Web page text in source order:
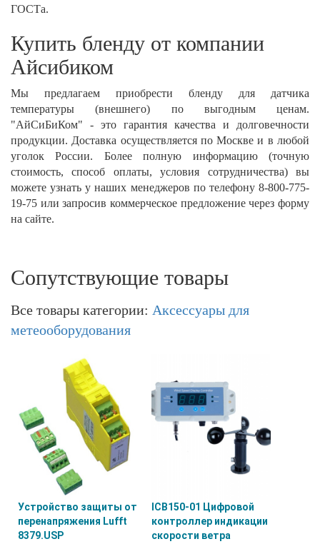
ГОСТа.
Купить бленду от компании
Айсибиком
Мы предлагаем приобрести бленду для датчика
температуры (внешнего) по выгодным ценам.
"АйСиБиКом" - это гарантия качества и долговечности
продукции. Доставка осуществляется по Москве и в любой
уголок России. Более полную информацию (точную
стоимость, способ оплаты, условия сотрудничества) вы
можете узнать у наших менеджеров по телефону 8-800-775-
19-75 или запросив коммерческое предложение через форму
на сайте.
Сопутствующие товары
Все товары категории: Аксессуары для
метеооборудования
Устройство защиты от
перенапряжения Lufft
8379.USP
ICB150-01 Цифровой
контроллер индикации
скорости ветра